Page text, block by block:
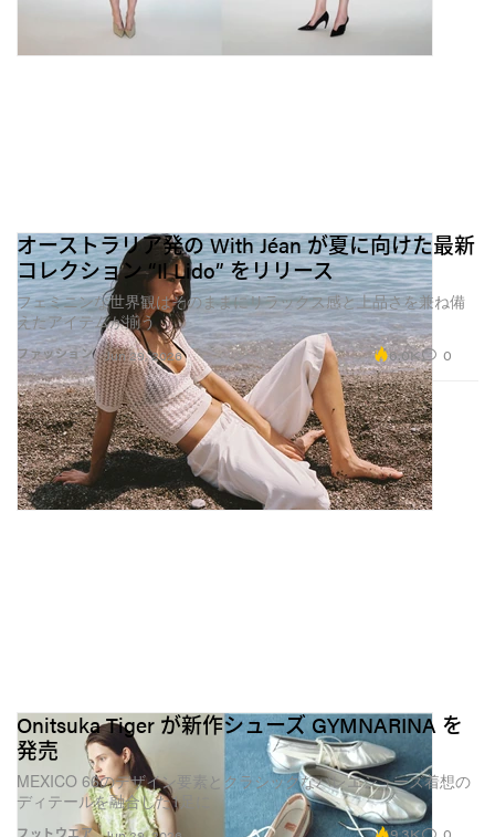
させるか”のほうが重要になりつつあるのかもしれな
同じ巨大フィードを共有する世界ではないのかもしれ
ない。
むしろ、そこに集うことを自ら選んだオーディエンス
に向けて、デザイナーがダイレクトに語りかける、小
さく自律した世界がいくつも並列するようになるだろ
う。そう考えると、「なぜファッションがOnlyFansに
参入するのか」というより、「そもそもメインストリ
ームなインターネットは、クリエイティビティにはク
リーンすぎる場所になってしまったのではないか」と
ファッション
オーストラリア発の With Jéan が夏に向けた最新
コレクション “Il Lido” をリリース
フェミニンな世界観はそのままにリラックス感と上品さを兼ね備
えたアイテムが揃う
Jun 29, 2026 6.0K 0
フットウエア
Onitsuka Tiger が新作シューズ GYMNARINA を
発売
MEXICO 66のデザイン要素とクラシックなバレエシューズ着想の
ディテールを融合した1足に